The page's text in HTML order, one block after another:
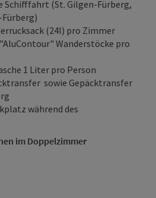
Schifffahrt (St. Gilgen-Fürberg,
(24l) pro Zimmer
Wanderstöcke pro
1 Liter pro Person
sowie Gepäcktransfer
während des
im Doppelzimmer